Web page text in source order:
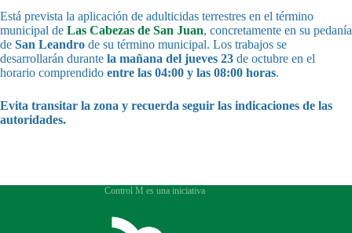
Está prevista la aplicación de adulticidas terrestres en el término
municipal de Las Cabezas de San Juan, concretamente en su pedanía
de San Leandro de su término municipal. Los trabajos se
desarrollarán durante la mañana del jueves 23 de octubre en el
horario comprendido entre las 04:00 y las 08:00 horas.
Evita transitar la zona y recuerda seguir las indicaciones de las
autoridades.
Control M es una iniciativa